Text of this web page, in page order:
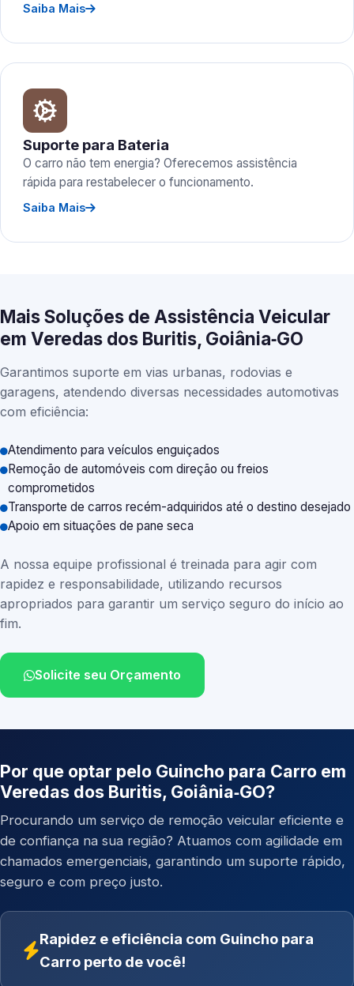
Saiba Mais
Suporte para Bateria
O carro não tem energia? Oferecemos assistência
rápida para restabelecer o funcionamento.
Saiba Mais
Mais Soluções de Assistência Veicular
em Veredas dos Buritis, Goiânia‑GO
Garantimos suporte em vias urbanas, rodovias e
garagens, atendendo diversas necessidades automotivas
com eficiência:
Atendimento para veículos enguiçados
Remoção de automóveis com direção ou freios
comprometidos
Transporte de carros recém-adquiridos até o destino desejado
Apoio em situações de pane seca
A nossa equipe profissional é treinada para agir com
rapidez e responsabilidade, utilizando recursos
apropriados para garantir um serviço seguro do início ao
fim.
Solicite seu Orçamento
Por que optar pelo Guincho para Carro em
Veredas dos Buritis, Goiânia‑GO?
Procurando um serviço de remoção veicular eficiente e
de confiança na sua região? Atuamos com agilidade em
chamados emergenciais, garantindo um suporte rápido,
seguro e com preço justo.
Rapidez e eficiência com Guincho para
Carro perto de você!